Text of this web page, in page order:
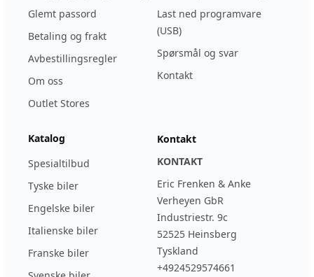
Glemt passord
Betaling og frakt
Avbestillingsregler
Om oss
Outlet Stores
Last ned programvare
(USB)
Spørsmål og svar
Kontakt
Katalog
Spesialtilbud
Tyske biler
Engelske biler
Italienske biler
Franske biler
Kontakt
KONTAKT
Eric Frenken & Anke
Verheyen GbR
Industriestr. 9c
52525 Heinsberg
Tyskland
+4924529574661